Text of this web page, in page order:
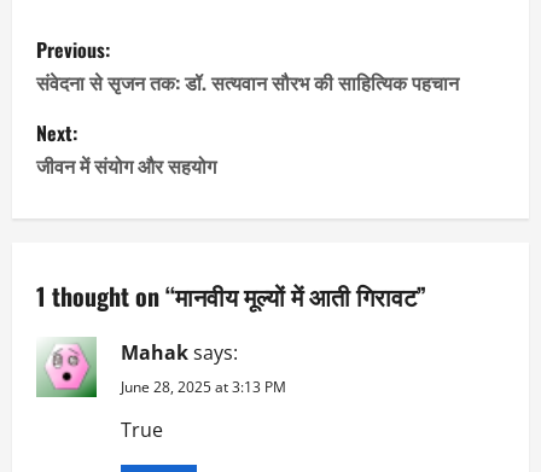
P
o
s
t
a
v
i
Previous:
संवेदना से सृजन तक: डॉ. सत्यवान सौरभ की साहित्यिक पहचान
Next:
जीवन में संयोग और सहयोग
1 thought on “मानवीय मूल्यों में आती गिरावट”
Mahaksays:
June 28, 2025 at 3:13 PM
True